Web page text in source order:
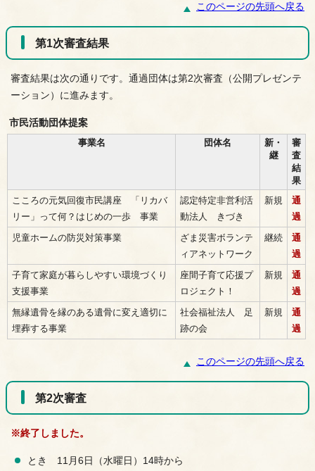
このページの先頭へ戻る
第1次審査結果
審査結果は次の通りです。通過団体は第2次審査（公開プレゼンテ
ーション）に進みます。
市民活動団体提案
事業名
団体名
新・
継
審
査
結
果
こころの元気回復市民講座 「リカバ
リー」って何？はじめの一歩 事業
認定特定非営利活
動法人 きづき
新規
通
過
児童ホームの防災対策事業
ざま災害ボランテ
ィアネットワーク
継続
通
過
子育て家庭が暮らしやすい環境づくり
支援事業
座間子育て応援プ
ロジェクト！
新規
通
過
無縁遺骨を縁のある遺骨に変え適切に
埋葬する事業
社会福祉法人 足
跡の会
新規
通
過
このページの先頭へ戻る
第2次審査
※終了しました。
とき 11月6日（水曜日）14時から